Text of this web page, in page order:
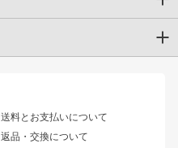
送料とお支払いについて
返品・交換について
アリスト
ソアラ
レーシングライン
アタックライン